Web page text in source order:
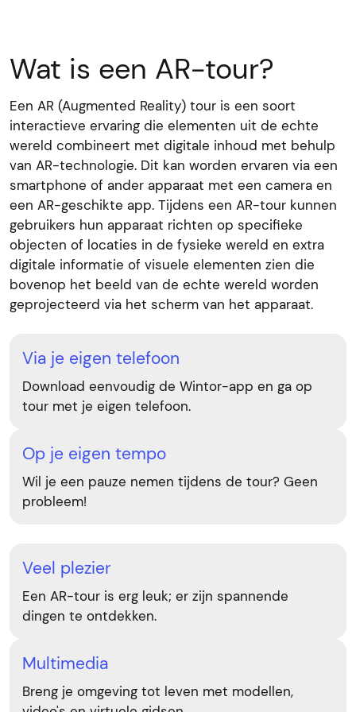
Wat is een AR-tour?
Een AR (Augmented Reality) tour is een soort
interactieve ervaring die elementen uit de echte
wereld combineert met digitale inhoud met behulp
van AR-technologie. Dit kan worden ervaren via een
smartphone of ander apparaat met een camera en
een AR-geschikte app. Tijdens een AR-tour kunnen
gebruikers hun apparaat richten op specifieke
objecten of locaties in de fysieke wereld en extra
digitale informatie of visuele elementen zien die
bovenop het beeld van de echte wereld worden
geprojecteerd via het scherm van het apparaat.
Via je eigen telefoon
Download eenvoudig de Wintor-app en ga op
tour met je eigen telefoon.
Op je eigen tempo
Wil je een pauze nemen tijdens de tour? Geen
probleem!
Veel plezier
Een AR-tour is erg leuk; er zijn spannende
dingen te ontdekken.
Multimedia
Breng je omgeving tot leven met modellen,